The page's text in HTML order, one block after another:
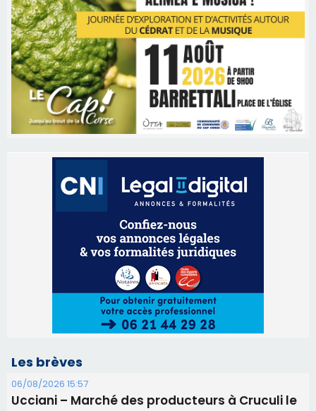
Les brèves
Ucciani – Marché des producteurs à Cruculi le
Corte – L’association A Nuciola organise une
projection sous les étoiles
Alata - Soirée Tango Argentin au stade de San
Benedetto
05/08/2026 09:53